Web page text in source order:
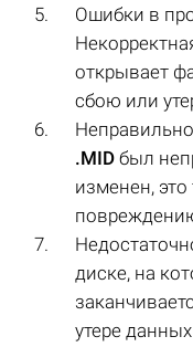
Ошибки в
открывает
сбою или
.MID был
изменен,
диске, на
утере